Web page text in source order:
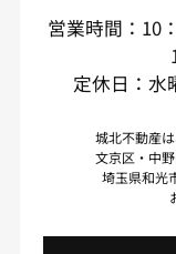
営業時間：10
定休日：水
城北不動産
文京区・中
埼玉県和光